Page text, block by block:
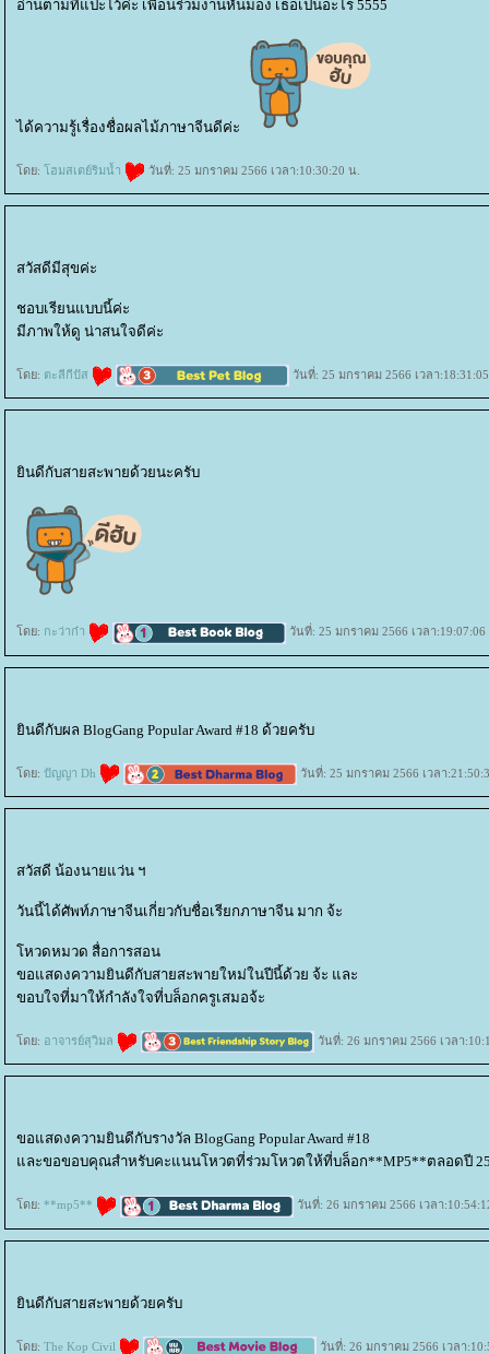
อ่านตามที่แปะไว้ค่ะ เพื่อนร่วมงานหันมอง เธอเป็นอะไร 5555
ได้ความรู้เรื่องชื่อผลไม้ภาษาจีนดีค่ะ
ดย: ฮมสเตย์ริมน้ำ วันที่: 25 มกราคม 2566 เวลา:10:30:20 น.
สวัสดีมีสุขค่ะ
ชอบเรียนแบบนี้ค่ะ
มีภาพให้ดู น่าสนใจดีค่ะ
ดย: ตะลีกีปัส วันที่: 25 มกราคม 2566 เวลา
ินดีกับสายสะพายด้วยนะครับ
ดย: กะว่าก๋า วันที่: 25 มกราคม 2566 เวลา
ินดีกับผล BlogGang Popular Award #18 ด้วยครับ
ดย: ปัญญา Dh วันที่: 25 มกราคม 2566 เวลา
สวัสดี น้องนายแว่น ฯ
วันนี้ได้ศัพท์ภาษาจีนเกี่ยวกับชื่อเรียกภาษาจีน มาก จ้ะ
หวดหมวด สื่อการสอน
ขอแสดงความยินดีกับสายสะพายใหม่ในปีนี้ด้วย จ้ะ และ
ขอบใจที่มาให้กำลังใจที่บล็อกครูเสมอจ้ะ
ดย: อาจารย์สุวิมล วันที่: 26 มกราคม 2566 เวลา
ขอแสดงความยินดีกับรางวัล BlogGang Popular Award #18
ละขอขอบคุณสำหรับคะแนนโหวตที่ร่วมโหวตให้ที่บล็อก**MP5**ตลอดปี
ดย: **mp5** วันที่: 26 มกราคม 2566 เวลา
ินดีกับสายสะพายด้วยครับ
ดย: The Kop Civil วันที่: 26 มกราคม 2566 เวลา